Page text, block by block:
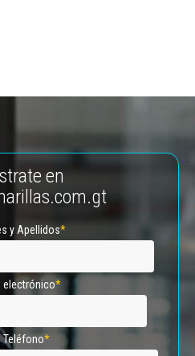
en
y Apellidos*
electrónico*
Teléfono*